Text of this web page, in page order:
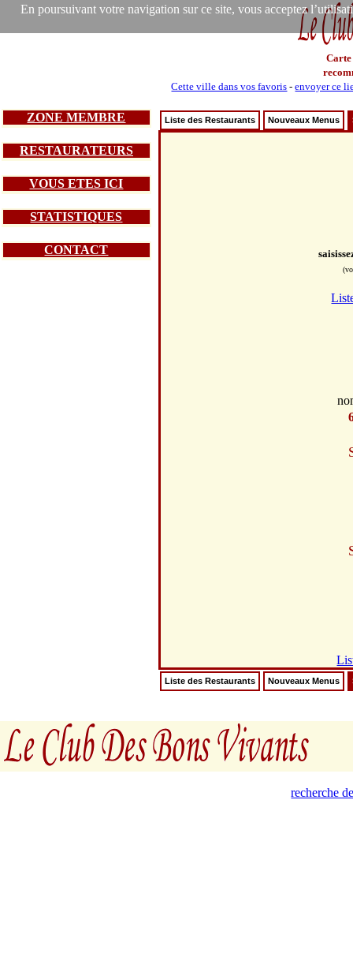
En poursuivant votre navigation sur ce site, vous acceptez
Carte
Cette ville dans vos favoris -envoyer ce
ZONE MEMBRE
RESTAURATEURS
VOUS ETES ICI
STATISTIQUES
CONTACT
Liste des Restaurants Nouveaux Menus
Liste des Restaurants Nouveaux Menus
recherche